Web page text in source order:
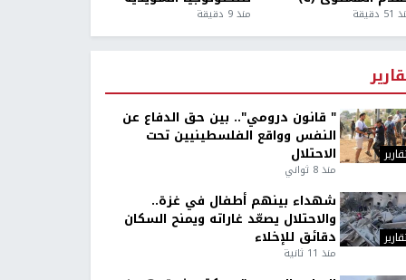
منذ 9 دقيقة
" قانون درومي".. بين حق الدفاع عن
النفس وواقع الفلسطينيين تحت
الاحتلال
منذ 8 ثواني
شهداء بينهم أطفال في غزة..
والاحتلال يصعّد غاراته ويمنح السكان
دقائق للإخلاء
منذ 11 ثانية